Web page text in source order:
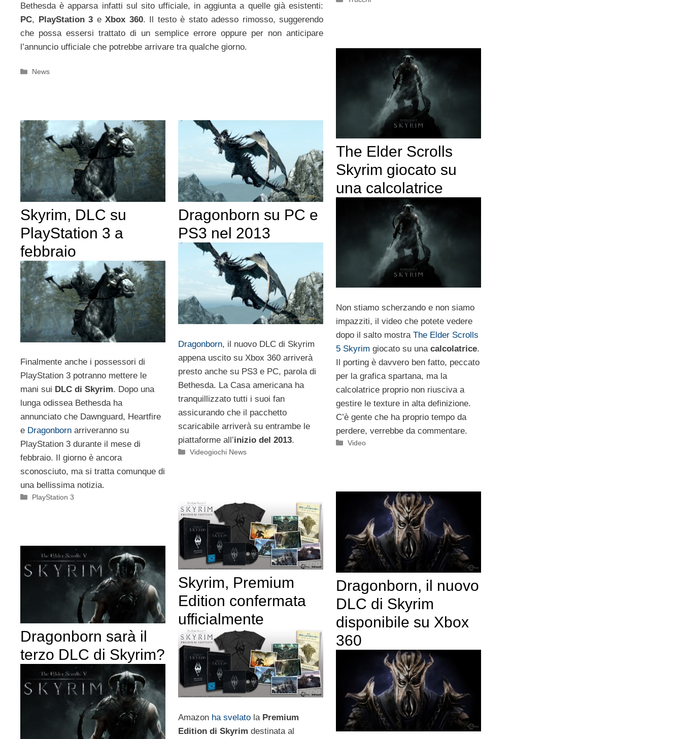
Bethesda è apparsa infatti sul sito ufficiale, in aggiunta a quelle già esistenti:
PC, PlayStation 3 e Xbox 360. Il testo è stato adesso rimosso, suggerendo
che possa essersi trattato di un semplice errore oppure per non anticipare
l’annuncio ufficiale che potrebbe arrivare tra qualche giorno.
Categorie
News
The Elder Scrolls
Skyrim giocato su
una calcolatrice
Non stiamo scherzando e non siamo
impazziti, il video che potete vedere
dopo il salto mostra The Elder Scrolls
5 Skyrim giocato su una calcolatrice.
Il porting è davvero ben fatto, peccato
per la grafica spartana, ma la
calcolatrice proprio non riusciva a
gestire le texture in alta definizione.
C’è gente che ha proprio tempo da
perdere, verrebbe da commentare.
Categorie
Video
Skyrim, DLC su
PlayStation 3 a
febbraio
Finalmente anche i possessori di
PlayStation 3 potranno mettere le
mani sui DLC di Skyrim. Dopo una
lunga odissea Bethesda ha
annunciato che Dawnguard, Heartfire
e Dragonborn arriveranno su
PlayStation 3 durante il mese di
febbraio. Il giorno è ancora
sconosciuto, ma si tratta comunque di
una bellissima notizia.
Categorie
PlayStation 3
Dragonborn su PC e
PS3 nel 2013
Dragonborn, il nuovo DLC di Skyrim
appena uscito su Xbox 360 arriverà
presto anche su PS3 e PC, parola di
Bethesda. La Casa americana ha
tranquillizzato tutti i suoi fan
assicurando che il pacchetto
scaricabile arriverà su entrambe le
piattaforme all’inizio del 2013.
Categorie
Videogiochi News
Dragonborn, il nuovo
DLC di Skyrim
disponibile su Xbox
360
Skyrim, Premium
Edition confermata
ufficialmente
Amazon ha svelatola Premium
Edition di Skyrim destinata al
Dragonborn sarà il
terzo DLC di Skyrim?